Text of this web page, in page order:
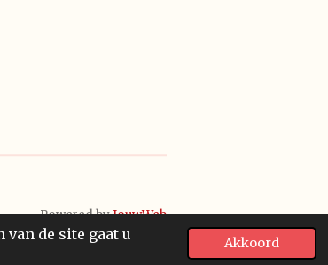
de site gaat u
Akkoord
Powered byJouwWeb